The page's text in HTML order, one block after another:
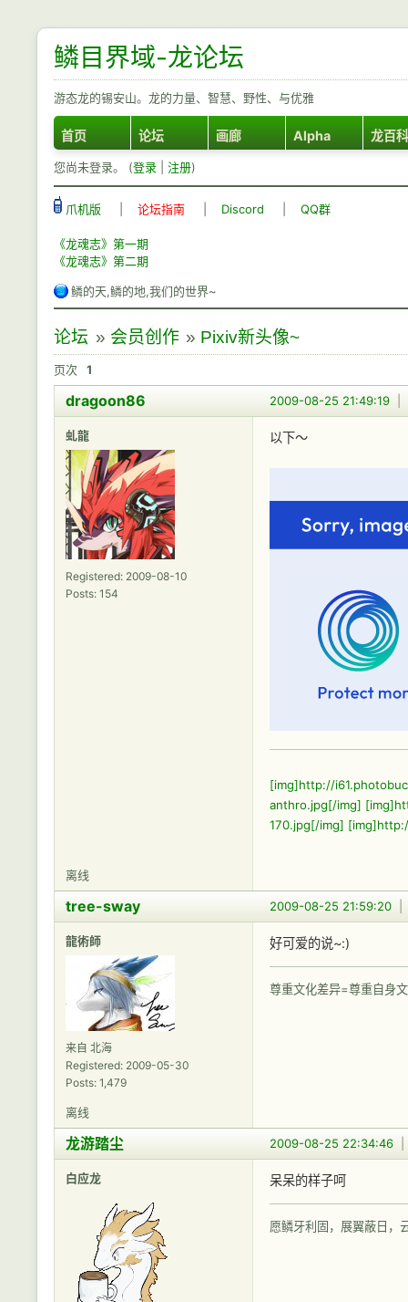
鳞目界域-龙论坛
游态龙的锡安山。龙的力量、智慧、野性、与优雅
首页 论坛 画廊 Alpha 龙百科
您尚未登录。 (登录 注册)
爪机版 论坛指南 Discord QQ群
《龙魂志》第一期
《龙魂志》第二期
鳞的天,鳞的地,我们的世界~
论坛 » 会员创作 » Pixiv新头像~
页次 1
2009-08-25 21:49:19
dragoon86
虬龍
Registered: 2009-08-10
Posts: 154
以下～
[img]http://
anthro.jpg[/img]
170.jpg[/img]
离线
2009-08-25 21:59:20
tree-sway
龍術師
来自 北海
Registered: 2009-05-30
Posts: 1,479
好可爱的说~:)
尊重文化差异=尊重自身
离线
2009-08-25 22:34:46
龙游踏尘
白应龙 呆呆的样子呵
愿鳞牙利固，展翼蔽日，